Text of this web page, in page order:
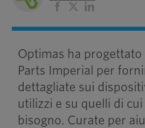
Facebook
X LinkedIn
Optimas ha progettato
Parts Imperial per
dettagliate sui
utilizzi e su quelli di
bisogno. Curate per